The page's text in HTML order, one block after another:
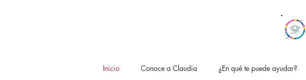
Inicio Conoce a Claudia ¿En qué te puede ayudar?